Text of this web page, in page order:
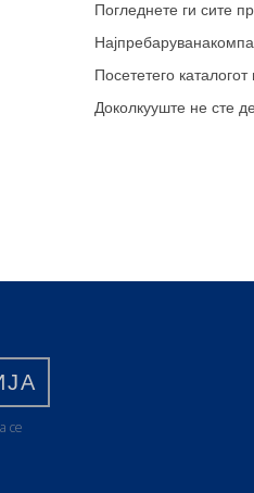
Погледнете ги сите
Посететего каталогот
Доколкууште не сте
се